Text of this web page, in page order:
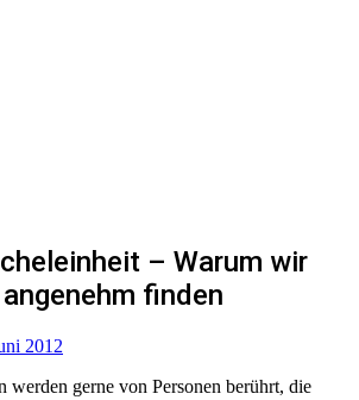
– Warum wir
finden
2012
werden gerne von Personen berührt, die